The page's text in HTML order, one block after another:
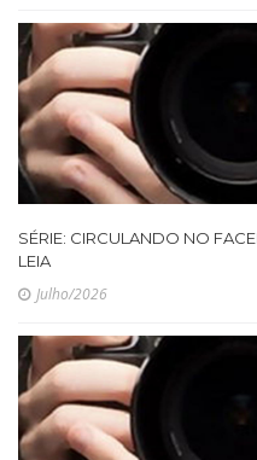
SÉRIE: CIRCULANDO NO
LEIA
Julho/2026